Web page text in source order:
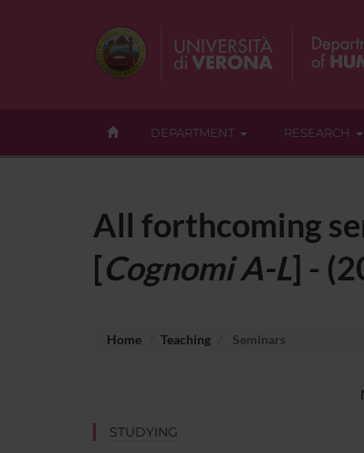
DEPARTMENT RESEARCH
All forthcoming
[Cognomi A-L] -
Home Teaching Seminars
STUDYING